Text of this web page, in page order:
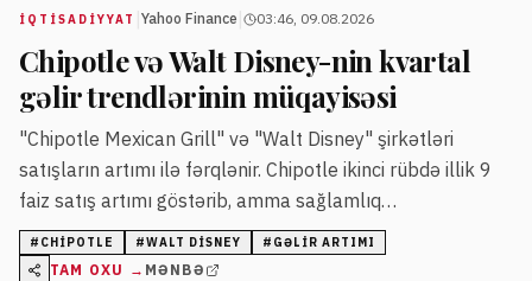
İQTISADIYYAT Yahoo Finance 03:46, 09.08.2026
Chipotle və Walt Disney-nin kvartal
gəlir trendlərinin müqayisəsi
"Chipotle Mexican Grill" və "Walt Disney" şirkətləri
satışların artımı ilə fərqlənir. Chipotle ikinci rübdə illik 9
faiz satış artımı göstərib, amma sağlamlıq
xəbərdarlıqları onun səhmlərinə təzyiq edib.
# CHIPOTLE #WALT DISNEY # GƏLIR ARTIMI
TAM OXU → MƏNBƏ